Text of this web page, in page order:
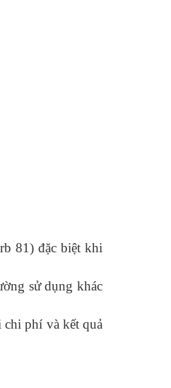
81) đặc biệt khi
sử dụng khác
phí và kết quả